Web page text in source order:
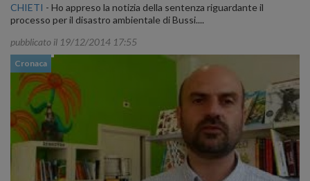
CHIETI - Ho appreso la notizia della sentenza riguardante il
processo per il disastro ambientale di Bussi....
pubblicato il 19/12/2014 17:55
Cronaca